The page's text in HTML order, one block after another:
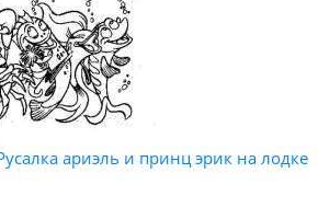
ариэль и принц эрик на лодке